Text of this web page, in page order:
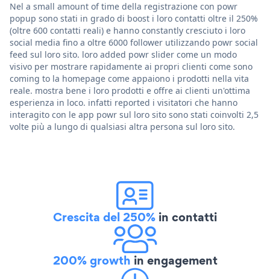
Nel a small amount of time della registrazione con powr
popup sono stati in grado di boost i loro contatti oltre il 250%
(oltre 600 contatti reali) e hanno constantly cresciuto i loro
social media fino a oltre 6000 follower utilizzando powr social
feed sul loro sito. loro added powr slider come un modo
visivo per mostrare rapidamente ai propri clienti come sono
coming to la homepage come appaiono i prodotti nella vita
reale. mostra bene i loro prodotti e offre ai clienti un'ottima
esperienza in loco. infatti reported i visitatori che hanno
interagito con le app powr sul loro sito sono stati coinvolti 2,5
volte più a lungo di qualsiasi altra persona sul loro sito.
Crescita del 250% in contatti
200% growth in engagement